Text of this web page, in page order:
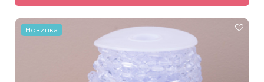
Новинка